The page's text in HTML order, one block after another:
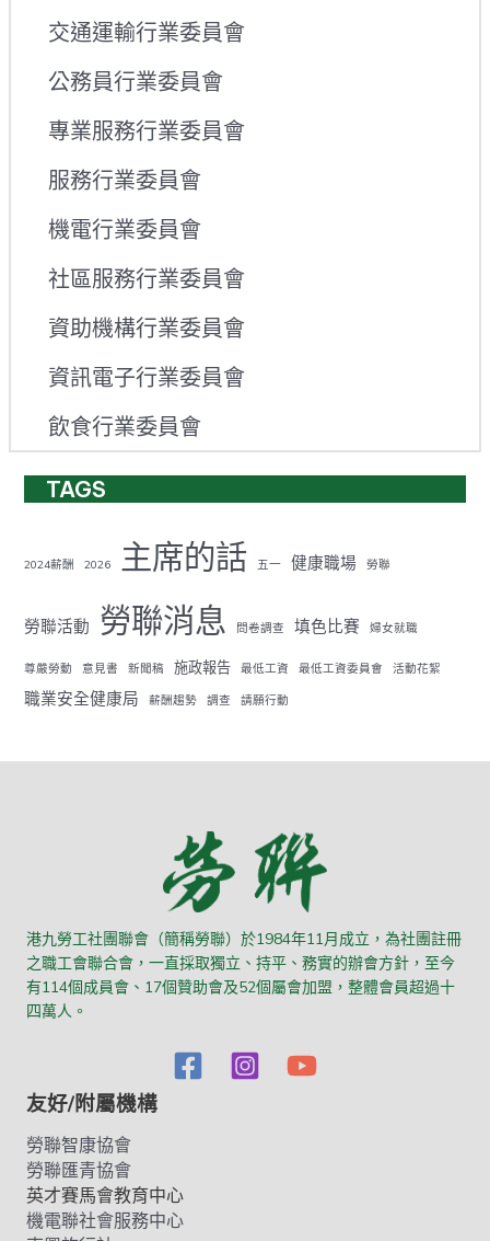
交通運輸行業委員會
公務員行業委員會
專業服務行業委員會
服務行業委員會
機電行業委員會
社區服務行業委員會
資助機構行業委員會
資訊電子行業委員會
飲食行業委員會
TAGS
2024薪酬 2026 主席的話 五一 健康職場 勞聯
勞聯活動 勞聯消息 問卷調查 填色比賽 婦女就職
尊嚴勞動 意見書 新聞稿 施政報告 最低工資 最低工資委員會 活動花絮
職業安全健康局 薪酬趨勢 調查 請願行動
港九勞工社團聯會（簡稱勞聯）於1984年11月成立，為社團註冊
之職工會聯合會，一直採取獨立、持平、務實的辦會方針，至今
有114個成員會、17個贊助會及52個屬會加盟，整體會員超過十
四萬人。
友好/附屬機構
勞聯智康協會
勞聯匯青協會
英才賽馬會教育中心
機電聯社會服務中心